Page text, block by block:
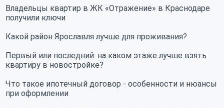
Владельцы квартир в ЖК «Отражение» в Краснодаре
получили ключи
Какой район Ярославля лучше для проживания?
Первый или последний: на каком этаже лучше взять
квартиру в новостройке?
Что такое ипотечный договор - особенности и нюансы
при оформлении